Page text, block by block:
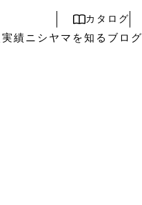
績ニシヤマを知る ブログ
カタログ